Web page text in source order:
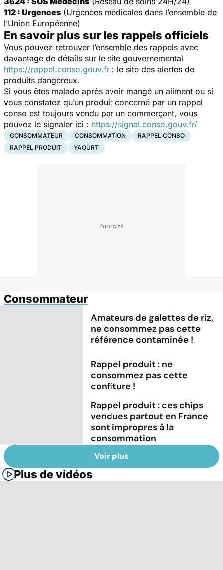
112 : Urgences (Urgences médicales dans l’ensemble de
l’Union Européenne)
En savoir plus sur les rappels officiels
Vous pouvez retrouver l’ensemble des rappels avec
davantage de détails sur le site gouvernemental
https://rappel.conso.gouv.fr : le site des alertes de
produits dangereux.
Si vous êtes malade après avoir mangé un aliment ou si
vous constatez qu’un produit concerné par un rappel
conso est toujours vendu par un commerçant, vous
pouvez le signaler ici : https://signal.conso.gouv.fr/
CONSOMMATEUR CONSOMMATION
RAPPEL CONSO
RAPPEL PRODUIT
YAOURT
Consommateur
Amateurs de galettes de riz,
ne consommez pas cette
référence contaminée !
Rappel produit : ne
consommez pas cette
confiture !
Rappel produit : ces chips
vendues partout en France
sont impropres à la
consommation
Voir plus
Plus de vidéos